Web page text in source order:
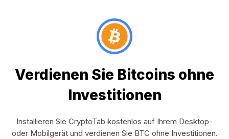
Verdienen Sie Bitcoins ohne
Investitionen
Installieren Sie CryptoTab kostenlos auf Ihrem Desktop-
oder Mobilgerät und verdienen Sie BTC ohne Investitionen.